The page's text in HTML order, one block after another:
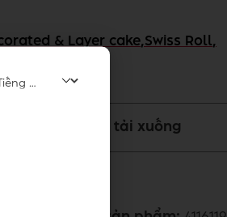
& Layer cake,Swiss Roll,
sử dụng và tải xuống